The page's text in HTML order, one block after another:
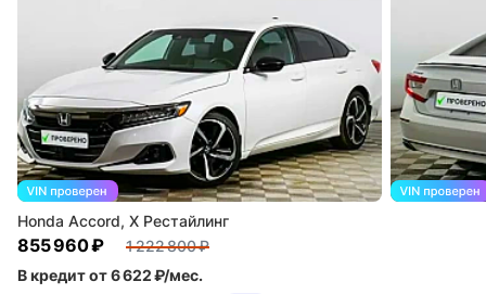
Honda Accord, X Рестайлинг
855 960 ₽
1 222 800 ₽
В кредит от 6 622 ₽/мес.